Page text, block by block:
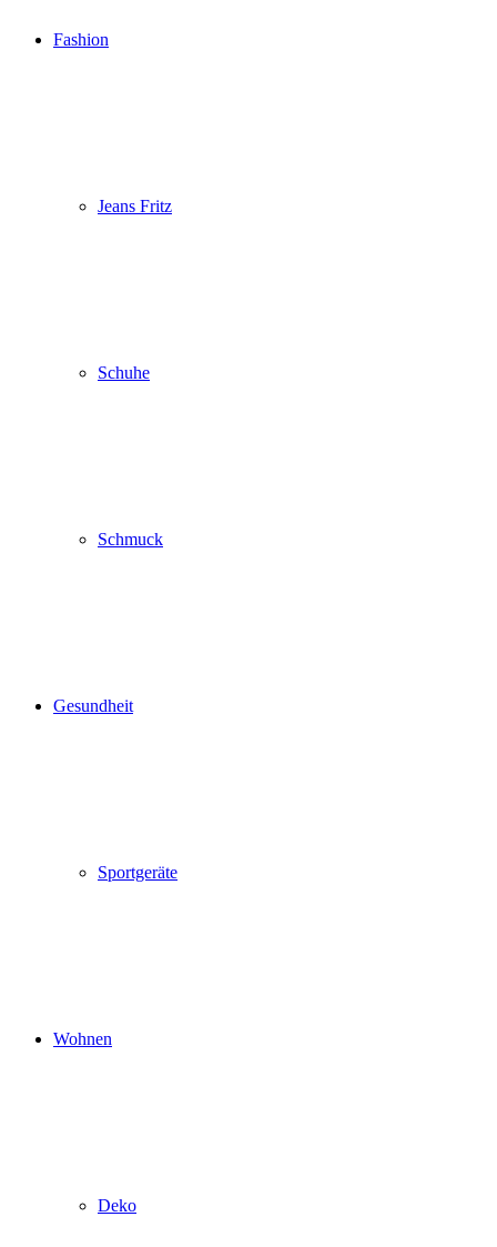
Fashion
Jeans Fritz
Schuhe
Schmuck
Gesundheit
Sportgeräte
Wohnen
Deko